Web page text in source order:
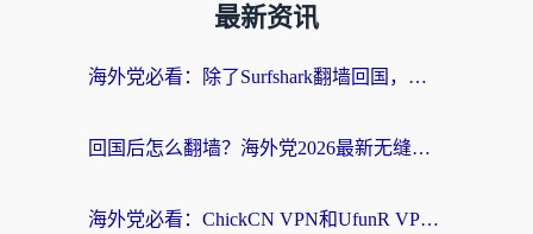
最新资讯
海外党必看：除了Surfshark翻墙回国，这些加速器选择技巧你真的懂吗？
回国后怎么翻墙？海外党2026最新无缝访问国内资源全攻略（附对比实测）
海外党必看：ChickCN VPN和UfunR VPN对比哪个回国效果更好？附实用选择指南